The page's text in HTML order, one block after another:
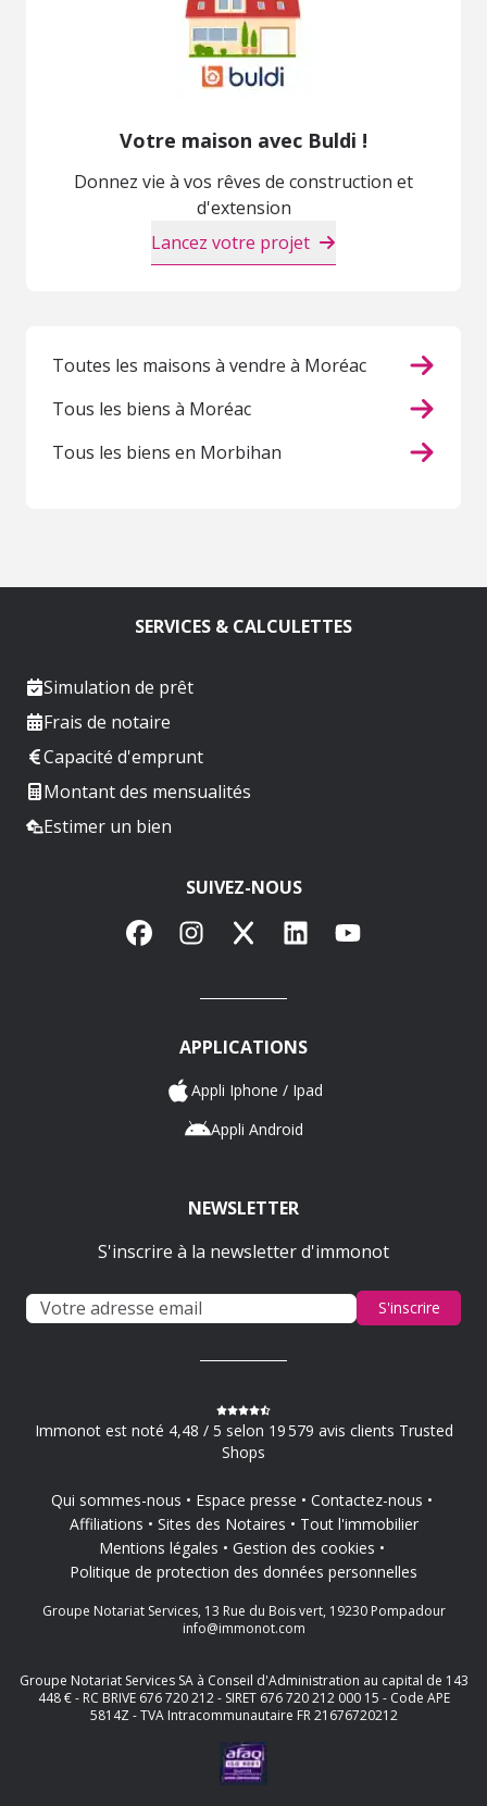
Votre maison avec Buldi !
Donnez vie à vos rêves de construction et
d'extension
Lancez votre projet
Toutes les maisons à vendre à Moréac
Tous les biens à Moréac
Tous les biens en Morbihan
SERVICES & CALCULETTES
Simulation de prêt
Frais de notaire
Capacité d'emprunt
Montant des mensualités
Estimer un bien
SUIVEZ-NOUS
FacebookInstagram
X LinkedInYouTube
APPLICATIONS
Appli Iphone / Ipad
Appli Android
NEWSLETTER
S'inscrire à la newsletter d'immonot
S'inscrire
Immonot est noté 4,48 / 5 selon 19 579 avis clients Trusted
Shops
Qui sommes-nous Espace presse
Contactez-nous
Affiliations
Sites des Notaires
Tout l'immobilier
Mentions légales
Gestion des cookies
Politique de protection des données personnelles
Groupe Notariat Services, 13 Rue du Bois vert, 19230 Pompadour
info@immonot.com
Groupe Notariat Services SA à Conseil d'Administration au capital de 143
448 € - RC BRIVE 676 720 212 - SIRET 676 720 212 000 15 - Code APE
5814Z - TVA Intracommunautaire FR 21676720212